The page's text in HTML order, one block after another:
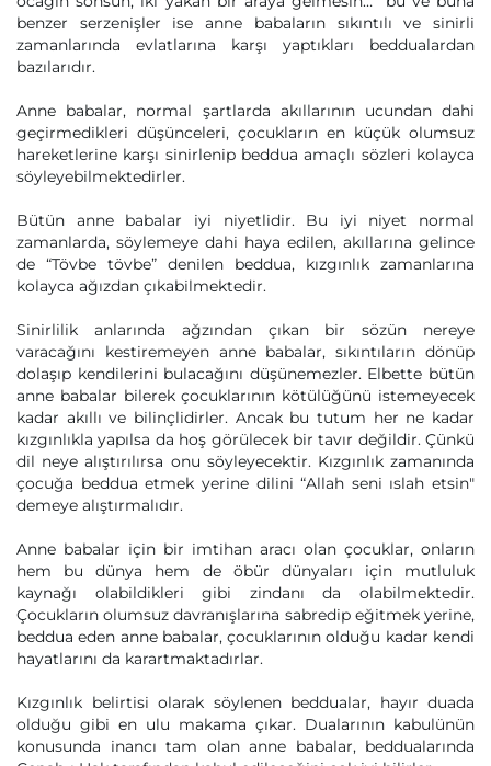
benzer serzenişler ise anne babaların sıkıntılı ve sinirli
zamanlarında evlatlarına karşı yaptıkları beddualardan
bazılarıdır.
Anne babalar, normal şartlarda akıllarının ucundan dahi
geçirmedikleri düşünceleri, çocukların en küçük olumsuz
hareketlerine karşı sinirlenip beddua amaçlı sözleri kolayca
söyleyebilmektedirler.
Bütün anne babalar iyi niyetlidir. Bu iyi niyet normal
zamanlarda, söylemeye dahi haya edilen, akıllarına gelince
de “Tövbe tövbe” denilen beddua, kızgınlık zamanlarına
kolayca ağızdan çıkabilmektedir.
Sinirlilik anlarında ağzından çıkan bir sözün nereye
varacağını kestiremeyen anne babalar, sıkıntıların dönüp
dolaşıp kendilerini bulacağını düşünemezler. Elbette bütün
anne babalar bilerek çocuklarının kötülüğünü istemeyecek
kadar akıllı ve bilinçlidirler. Ancak bu tutum her ne kadar
kızgınlıkla yapılsa da hoş görülecek bir tavır değildir. Çünkü
dil neye alıştırılırsa onu söyleyecektir. Kızgınlık zamanında
çocuğa beddua etmek yerine dilini “Allah seni ıslah etsin"
demeye alıştırmalıdır.
Anne babalar için bir imtihan aracı olan çocuklar, onların
hem bu dünya hem de öbür dünyaları için mutluluk
kaynağı olabildikleri gibi zindanı da olabilmektedir.
Çocukların olumsuz davranışlarına sabredip eğitmek yerine,
beddua eden anne babalar, çocuklarının olduğu kadar kendi
hayatlarını da karartmaktadırlar.
Kızgınlık belirtisi olarak söylenen beddualar, hayır duada
olduğu gibi en ulu makama çıkar. Dualarının kabulünün
konusunda inancı tam olan anne babalar, beddualarında